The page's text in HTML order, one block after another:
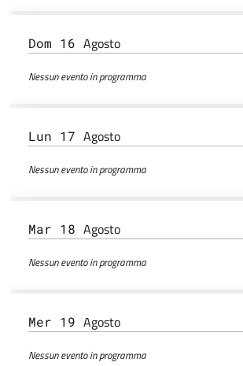
Dom 16 Agosto
Nessun evento in programma
Lun 17 Agosto
Nessun evento in programma
Mar 18 Agosto
Nessun evento in programma
Mer 19 Agosto
Nessun evento in programma